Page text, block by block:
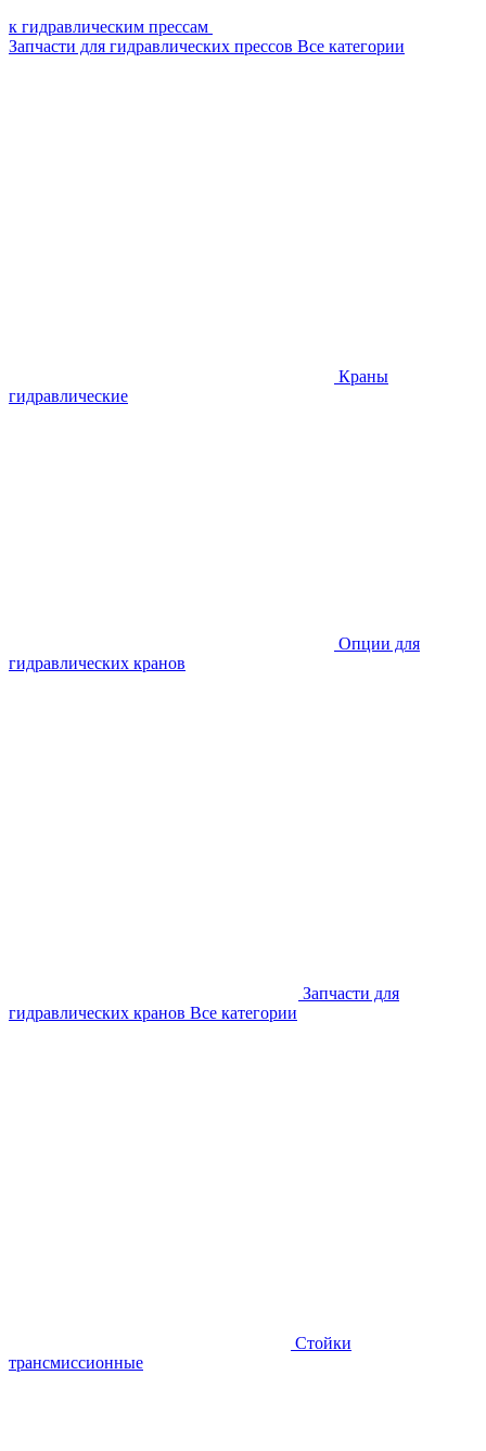
к гидравлическим прессам
Запчасти для гидравлических прессов Все категории
Краны
гидравлические
Опции для
гидравлических кранов
Запчасти для
гидравлических кранов Все категории
Стойки
трансмиссионные